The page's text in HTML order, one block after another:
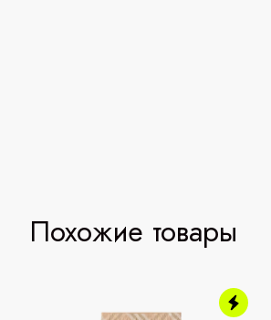
Похожие товары